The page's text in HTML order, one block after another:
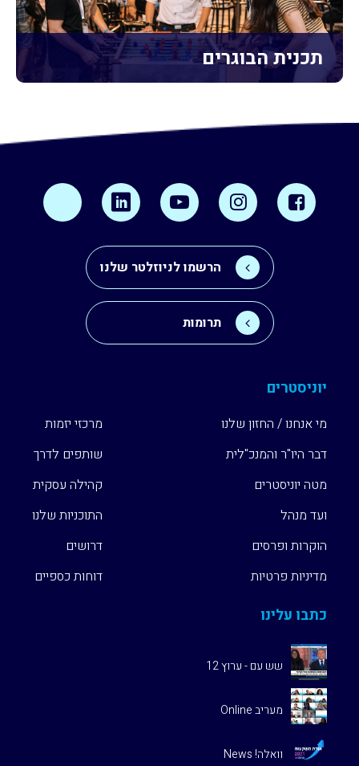
תכנית הבוגרים
הרשמו לניוזלטר שלנו
תרומות
יוניסטרים
מי אנחנו / החזון שלנו
דבר היו"ר והמנכ"לית
מטה יוניסטרים
ועד מנהל
הוקרות ופרסים
מדיניות פרטיות
מרכזי יזמות
שותפים לדרך
קהילה עסקית
התוכניות שלנו
דרושים
דוחות כספיים
כתבו עלינו
שש עם - ערוץ 12
מעריב Online
וואלה! News